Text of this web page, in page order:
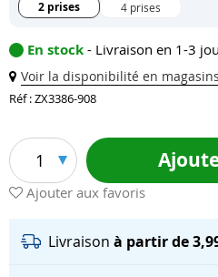
2 prises 4 prises
En stock - Livraison en 1-3
Voir la disponibilité en magasins
Réf : ZX3386-908
1
Ajouter aux favoris
Livraison à partir de